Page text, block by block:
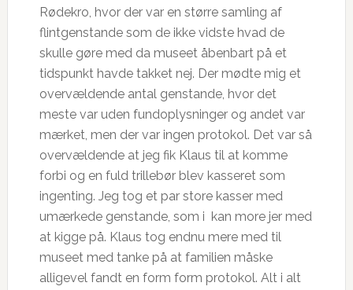
Rødekro, hvor der var en større samling af
flintgenstande som de ikke vidste hvad de
skulle gøre med da museet åbenbart på et
tidspunkt havde takket nej. Der mødte mig et
overvældende antal genstande, hvor det
meste var uden fundoplysninger og andet var
mærket, men der var ingen protokol. Det var så
overvældende at jeg fik Klaus til at komme
forbi og en fuld trillebør blev kasseret som
ingenting. Jeg tog et par store kasser med
umærkede genstande, som i kan more jer med
at kigge på. Klaus tog endnu mere med til
museet med tanke på at familien måske
alligevel fandt en form form protokol. Alt i alt